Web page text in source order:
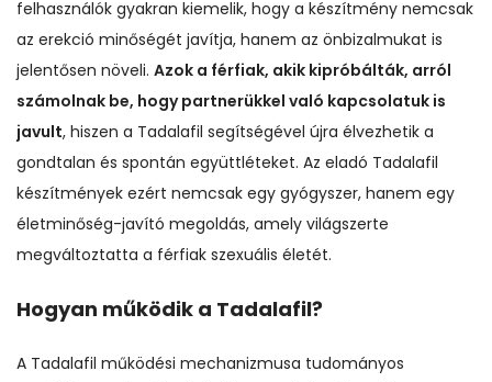
felhasználók gyakran kiemelik, hogy a készítmény nemcsak
az erekció minőségét javítja, hanem az önbizalmukat is
jelentősen növeli. Azok a férfiak, akik kipróbálták, arról
számolnak be, hogy partnerükkel való kapcsolatuk is
javult, hiszen a Tadalafil segítségével újra élvezhetik a
gondtalan és spontán együttléteket. Az eladó Tadalafil
készítmények ezért nemcsak egy gyógyszer, hanem egy
életminőség-javító megoldás, amely világszerte
megváltoztatta a férfiak szexuális életét.
Hogyan működik a Tadalafil?
A Tadalafil működési mechanizmusa tudományos